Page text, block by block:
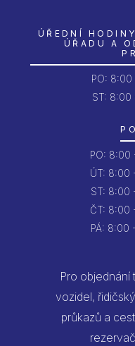
ÚŘEDNÍ
ÚŘADU A
PO: 8:00
ST: 8:00
PO: 8:00
ÚT: 8:00
ST: 8:00
ČT: 8:00
PÁ: 8:00
Pro objednání
vozidel,
průkazů a